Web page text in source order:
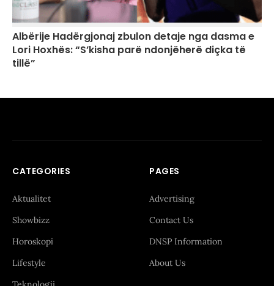
Albërije Hadërgjonaj zbulon detaje nga dasma e
Lori Hoxhës: “S’kisha parë ndonjëherë diçka të
tillë”
CATEGORIES
Aktualitet
Showbizz
Horoskopi
Lifestyle
PAGES
Advertising
Contact Us
DNSP Information
About Us